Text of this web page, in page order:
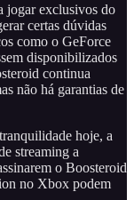
jogar exclusivos do
certas dúvidas
como o GeForce
disponibilizados
continua
não há garantias de
hoje, a
streaming a
o Boosteroid
no Xbox podem